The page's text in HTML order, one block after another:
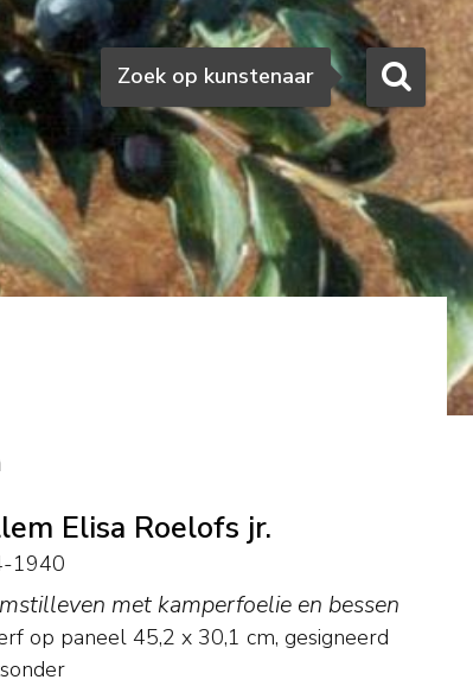
Zoeken
Zoek op kunstenaar
Elisa Roelofs jr.
1940
met kamperfoelie en bessen
op paneel 45,2 x 30,1 cm, gesigneerd